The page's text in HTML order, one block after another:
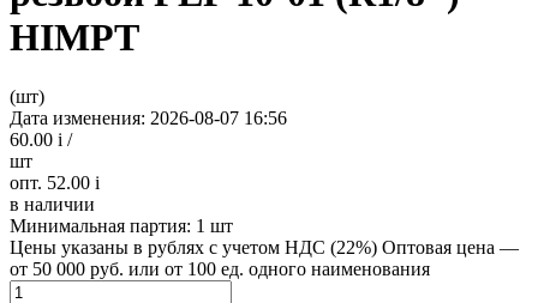
HIMPT
(шт)
Дата изменения: 2026-08-07 16:56
60.00 i /
шт
опт. 52.00 i
в наличии
Минимальная партия: 1 шт
Цены указаны в рублях с учетом НДС (22%) Оптовая цена —
от 50 000 руб. или от 100 ед. одного наименования